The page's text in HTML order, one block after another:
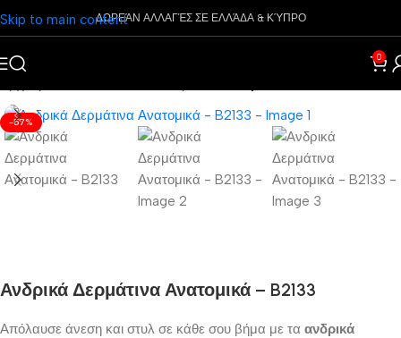
Skip to main contentΔΩΡΕΆΝ ΑΛΛΑΓΈΣ ΣΕ ΕΛΛΆΔΑ & ΚΎΠΡΟ
0
-57%
Ανδρικά Δερμάτινα Ανατομικά – B2133
Απόλαυσε άνεση και στυλ σε κάθε σου βήμα με τα ανδρικά